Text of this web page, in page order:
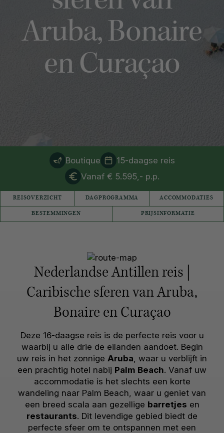
Aruba, Bonaire
en Curaçao
Boutique
15-daagse reis
Vanaf € 5.595,- p.p.
REISOVERZICHT DAGPROGRAMMA ACCOMMODATIES
BESTEMMINGEN PRIJSINFORMATIE
Nederlandse Antillen reis |
Caribische sferen van Aruba,
Bonaire en Curaçao
Deze 16-daagse reis is de perfecte reis voor u
waarbij u alle drie de eilanden aandoet. Begin
uw reis in het zonnige Aruba, waar u verblijft in
een prachtig hotel nabij Palm Beach. Vanaf uw
accommodatie is het slechts een korte
wandeling naar Palm Beach, waar u geniet van
een breed scala aan gezellige barretjes en
restaurants. Dit levendige gebied biedt de
perfecte sfeer om te ontspannen met een